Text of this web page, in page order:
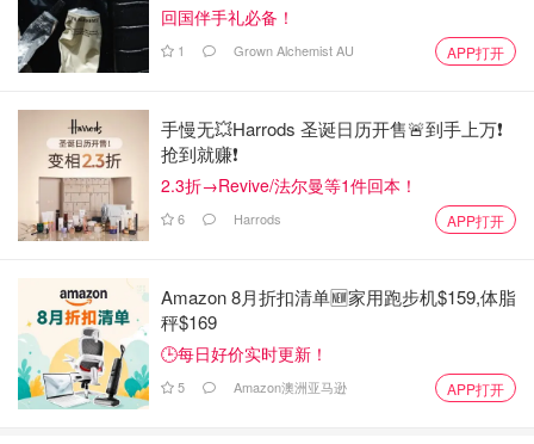
回国伴手礼必备！
1 Grown Alchemist AU APP打开
手慢无💥Harrods 圣诞日历开售🚨到手上万❗️
抢到就赚❗️
2.3折→Revive/法尔曼等1件回本！
6 Harrods APP打开
Amazon 8月折扣清单🆕家用跑步机$159,体脂
秤$169
🕒每日好价实时更新！
5 Amazon澳洲亚马逊 APP打开